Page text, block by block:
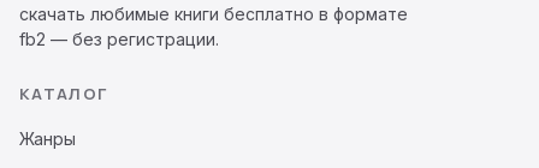
скачать любимые книги бесплатно в формате
fb2 — без регистрации.
КАТАЛОГ
Жанры